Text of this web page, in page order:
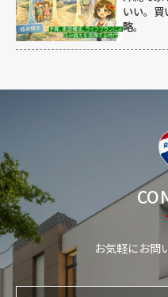
いい。買
略。
お気軽にお問